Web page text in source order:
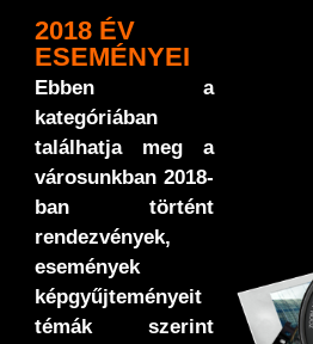
GALÉRIA
ESEMÉNYEK
VÁROSI HONLAP
2018 ÉV
ESEMÉNYEI
Ebben a
kategóriában
találhatja meg a
városunkban 2018-
ban történt
rendezvények,
események
képgyűjteményeit
témák szerint